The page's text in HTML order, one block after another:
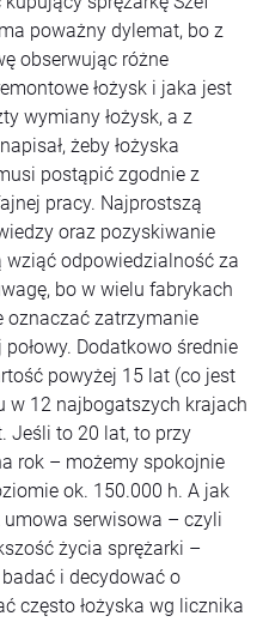
poważny dylemat, bo z
obserwując różne
łożysk i jaka jest
wymiany łożysk, a z
żeby łożyska
postąpić zgodnie z
pracy. Najprostszą
oraz pozyskiwanie
wziąć odpowiedzialność za
bo w wielu fabrykach
oznaczać zatrzymanie
Dodatkowo średnie
powyżej 15 lat (co jest
w 12 najbogatszych krajach
Jeśli to 20 lat, to przy
rok – możemy spokojnie
ok. 150.000 h. A jak
serwisowa – czyli
życia sprężarki –
i decydować o
często łożyska wg licznika